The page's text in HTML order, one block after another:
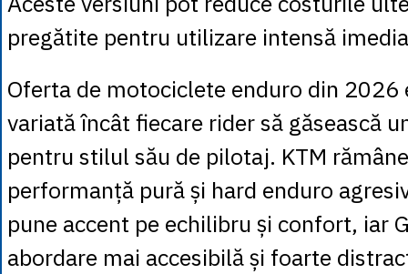
pregătite pentru utilizare intensă
Oferta de motociclete enduro din 2026
variată încât fiecare rider să găsească
pentru stilul său de pilotaj. KTM
performanță pură și hard enduro
pune accent pe echilibru și confort, iar
abordare mai accesibilă și foarte